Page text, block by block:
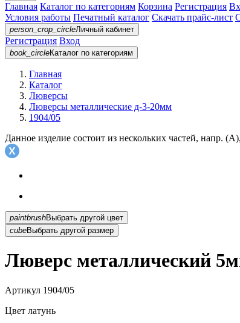
Главная Каталог по категориям Корзина Регистрация
Условия работы Печатный каталог Скачать прайс-лист
person_crop_circleЛичный кабинет
Регистрация Вход
book_circleКаталог по категориям
Главная
Каталог
Люверсы
Люверсы металлические д-3-20мм
1904/05
Данное изделие состоит из нескольких частей, напр.
paintbrush
Выбрать другой цвет
cubeВыбрать другой размер
Люверс металлический
Артикул 1904/05
Цвет латунь